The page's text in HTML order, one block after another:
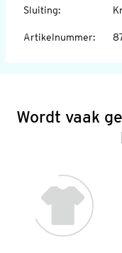
Sluiting:
Artikelnummer:
Wordt vaak